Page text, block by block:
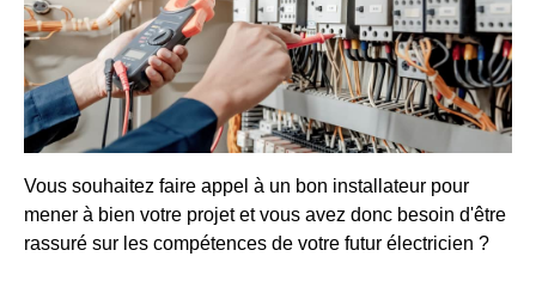
Vous souhaitez faire appel à un bon installateur pour
mener à bien votre projet et vous avez donc besoin d'être
rassuré sur les compétences de votre futur électricien ?